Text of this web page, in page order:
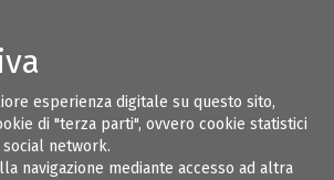
esperienza digitale su questo sito,
di "terza parti", ovvero cookie statistici
network.
navigazione mediante accesso ad altra
bonifiche nel Sito di
Nazionale di